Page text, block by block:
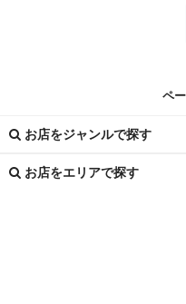
ペ
お店をジャンルで探す
お店をエリアで探す